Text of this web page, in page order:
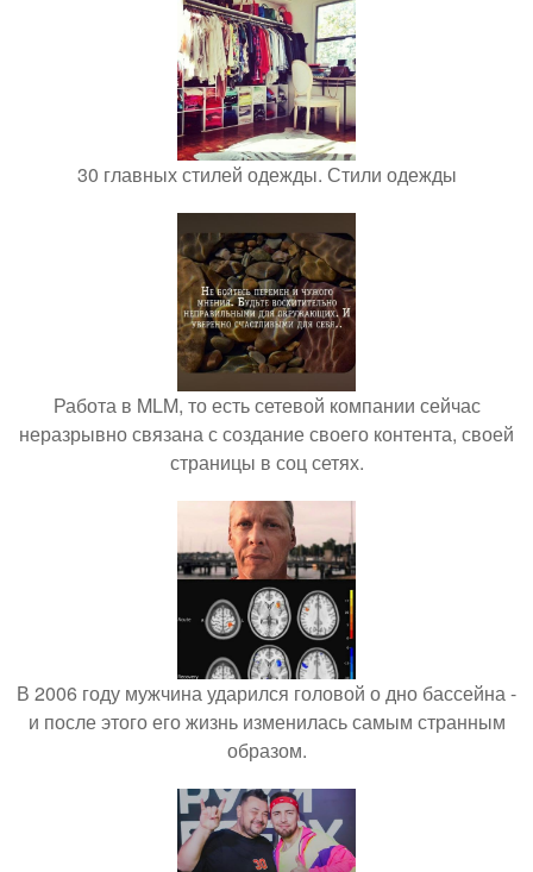
30 главных стилей одежды. Стили одежды
Работа в MLM, то есть сетевой компании сейчас
неразрывно связана с создание своего контента, своей
страницы в соц сетях.
В 2006 году мужчина ударился головой о дно бассейна -
и после этого его жизнь изменилась самым странным
образом.